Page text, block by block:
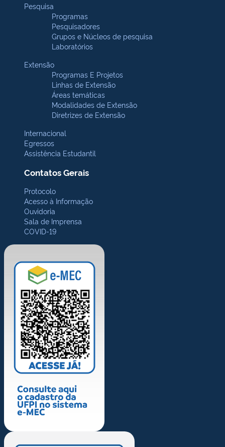
Pesquisa
Programas
Pesquisadores
Grupos e Núcleos de pesquisa
Laboratórios
Extensão
Programas E Projetos
Linhas de Extensão
Áreas temáticas
Modalidades de Extensão
Diretrizes de Extensão
Internacional
Egressos
Assistência Estudantil
Contatos Gerais
Protocolo
Acesso à Informação
Ouvidoria
Sala de Imprensa
COVID-19